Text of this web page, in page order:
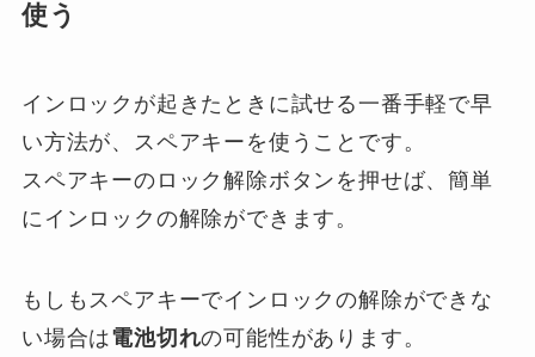
使う
インロックが起きたときに試せる一番手軽で早
い方法が、スペアキーを使うことです。
スペアキーのロック解除ボタンを押せば、簡単
にインロックの解除ができます。
もしもスペアキーでインロックの解除ができな
い場合は電池切れの可能性があります。